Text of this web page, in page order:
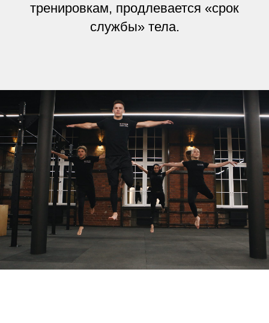
тренировкам, продлевается «срок
службы» тела.